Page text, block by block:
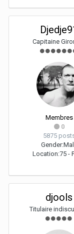
Capitaine
Membres
0
5875
Gender:
Location:75 -
djools
Titulaire